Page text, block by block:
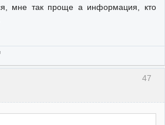
мне так проще а информация, кто
47